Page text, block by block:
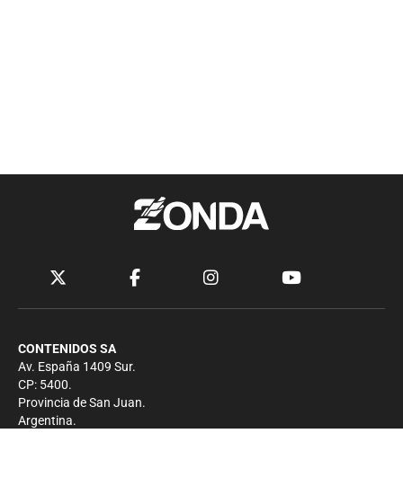
CONTENIDOS SA
Av. España 1409 Sur.
CP: 5400.
Provincia de San Juan.
Argentina.